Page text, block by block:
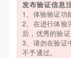
发布验证信息
1、体验验证功
2、在进行体验
后，优秀的验
3、请勿在验证
不予通过。